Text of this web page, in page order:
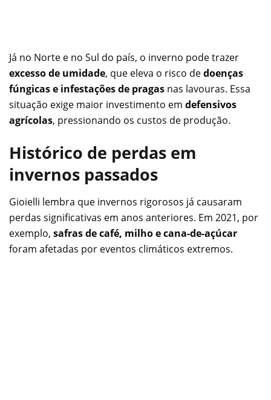
Já no Norte e no Sul do país, o inverno pode trazer
excesso de umidade, que eleva o risco dedoenças
fúngicas e infestações de pragas nas lavouras. Essa
situação exige maior investimento em defensivos
agrícolas, pressionando os custos de produção.
Histórico de perdas em
invernos passados
Gioielli lembra que invernos rigorosos já causaram
perdas significativas em anos anteriores. Em 2021, por
exemplo, safras de café, milho e cana-de-açúcar
foram afetadas por eventos climáticos extremos.